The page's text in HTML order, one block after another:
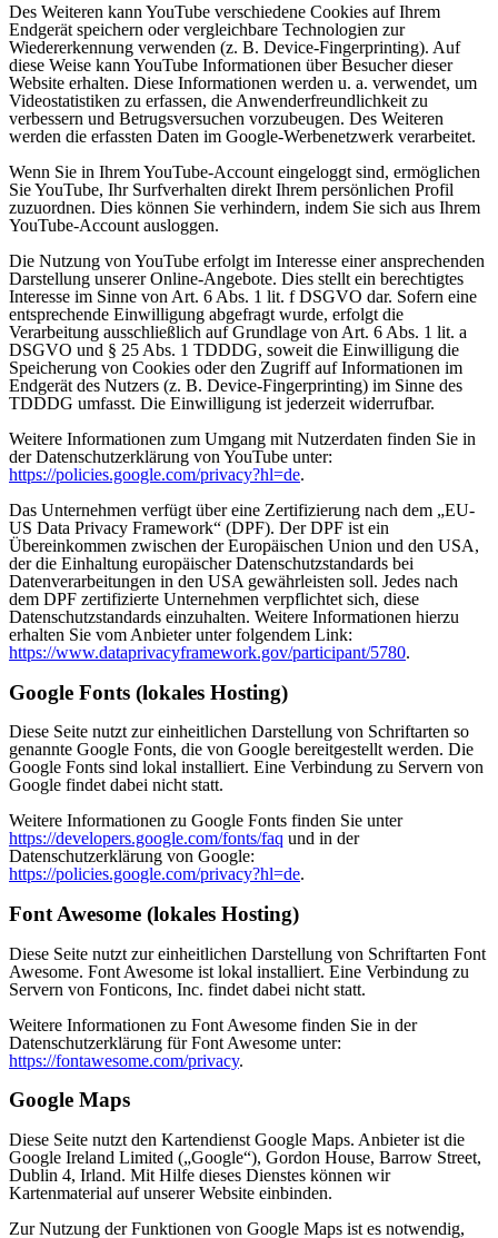
Des Weiteren kann YouTube verschiedene Cookies auf Ihrem
Endgerät speichern oder vergleichbare Technologien zur
Wiedererkennung verwenden (z. B. Device-Fingerprinting). Auf
diese Weise kann YouTube Informationen über Besucher dieser
Website erhalten. Diese Informationen werden u. a. verwendet, um
Videostatistiken zu erfassen, die Anwenderfreundlichkeit zu
verbessern und Betrugsversuchen vorzubeugen. Des Weiteren
werden die erfassten Daten im Google-Werbenetzwerk verarbeitet.
Wenn Sie in Ihrem YouTube-Account eingeloggt sind, ermöglichen
Sie YouTube, Ihr Surfverhalten direkt Ihrem persönlichen Profil
zuzuordnen. Dies können Sie verhindern, indem Sie sich aus Ihrem
YouTube-Account ausloggen.
Die Nutzung von YouTube erfolgt im Interesse einer ansprechenden
Darstellung unserer Online-Angebote. Dies stellt ein berechtigtes
Interesse im Sinne von Art. 6 Abs. 1 lit. f DSGVO dar. Sofern eine
entsprechende Einwilligung abgefragt wurde, erfolgt die
Verarbeitung ausschließlich auf Grundlage von Art. 6 Abs. 1 lit. a
DSGVO und § 25 Abs. 1 TDDDG, soweit die Einwilligung die
Speicherung von Cookies oder den Zugriff auf Informationen im
Endgerät des Nutzers (z. B. Device-Fingerprinting) im Sinne des
TDDDG umfasst. Die Einwilligung ist jederzeit widerrufbar.
Weitere Informationen zum Umgang mit Nutzerdaten finden Sie in
der Datenschutzerklärung von YouTube unter:
https://policies.google.com/privacy?hl=de.
Das Unternehmen verfügt über eine Zertifizierung nach dem „EU-
US Data Privacy Framework“ (DPF). Der DPF ist ein
Übereinkommen zwischen der Europäischen Union und den USA,
der die Einhaltung europäischer Datenschutzstandards bei
Datenverarbeitungen in den USA gewährleisten soll. Jedes nach
dem DPF zertifizierte Unternehmen verpflichtet sich, diese
Datenschutzstandards einzuhalten. Weitere Informationen hierzu
erhalten Sie vom Anbieter unter folgendem Link:
https://www.dataprivacyframework.gov/participant/5780.
Google Fonts (lokales Hosting)
Diese Seite nutzt zur einheitlichen Darstellung von Schriftarten so
genannte Google Fonts, die von Google bereitgestellt werden. Die
Google Fonts sind lokal installiert. Eine Verbindung zu Servern von
Google findet dabei nicht statt.
Weitere Informationen zu Google Fonts finden Sie unter
https://developers.google.com/fonts/faq und in der
Datenschutzerklärung von Google:
https://policies.google.com/privacy?hl=de.
Font Awesome (lokales Hosting)
Diese Seite nutzt zur einheitlichen Darstellung von Schriftarten Font
Awesome. Font Awesome ist lokal installiert. Eine Verbindung zu
Servern von Fonticons, Inc. findet dabei nicht statt.
Weitere Informationen zu Font Awesome finden Sie in der
Datenschutzerklärung für Font Awesome unter:
https://fontawesome.com/privacy.
Google Maps
Diese Seite nutzt den Kartendienst Google Maps. Anbieter ist die
Google Ireland Limited („Google“), Gordon House, Barrow Street,
Dublin 4, Irland. Mit Hilfe dieses Dienstes können wir
Kartenmaterial auf unserer Website einbinden.
Zur Nutzung der Funktionen von Google Maps ist es notwendig,